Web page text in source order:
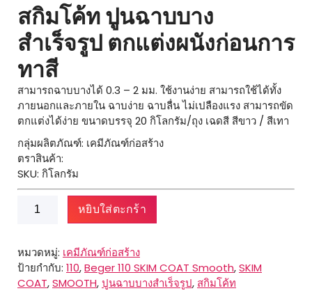
สกิมโค้ท ปูนฉาบบาง
สำเร็จรูป ตกแต่งผนังก่อนการ
ทาสี
สามารถฉาบบางได้ 0.3 – 2 มม. ใช้งานง่าย สามารถใช้ได้ทั้ง
ภายนอกและภายใน ฉาบง่าย ฉาบลื่น ไม่เปลืองแรง สามารถขัด
ตกแต่งได้ง่าย ขนาดบรรจุ 20 กิโลกรัม/ถุง เฉดสี สีขาว / สีเทา
กลุ่มผลิตภัณฑ์: เคมีภัณฑ์ก่อสร้าง
ตราสินค้า:
SKU: กิโลกรัม
จำนวน
Beger
SKIM
COAT
Smooth
หยิบใส่ตะกร้า
หมวดหมู่: เคมีภัณฑ์ก่อสร้าง
ป้ายกำกับ: 110,Beger 110 SKIM COAT Smooth,SKIM
COAT,SMOOTH,ปูนฉาบบางสำเร็จรูป, สกิมโค้ท